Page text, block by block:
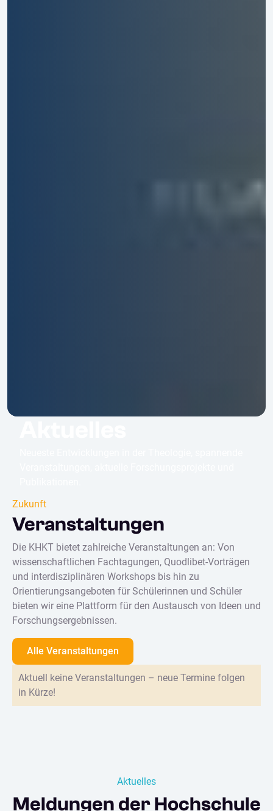
Zukunft
Veranstaltungen
Die KHKT bietet zahlreiche Veranstaltungen an: Von
wissenschaftlichen Fachtagungen, Quodlibet-Vorträgen
und interdisziplinären Workshops bis hin zu
Orientierungsangeboten für Schülerinnen und Schüler
bieten wir eine Plattform für den Austausch von Ideen und
Forschungsergebnissen.
Alle Veranstaltungen
Aktuell keine Veranstaltungen – neue Termine folgen
in Kürze!
Aktuelles
Meldungen der Hochschule